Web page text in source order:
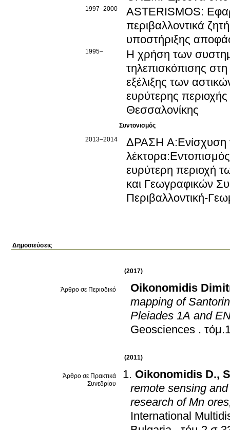
1997–2000
ASTERISMOS:
περιβαλλοντικά
υποστήριξης
1995–
Η χρήση των
τηλεπισκόπισης
εξέλιξης των
ευρύτερης
Θεσσαλονίκης
Συντονισμός
2013–2014
ΔΡΑΣΗ Α:Ενίσχυση
ευρύτερη περιοχή
και Γεωγραφικών
Περιβαλλοντική-
Δημοσιεύσεις
(2017)
Άρθρο σε Περιοδικό
Oikonomidis
mapping of
Pleiades 1A and
Geosciences .
(2011)
Άρθρο σε Πρακτικά
Συνεδρίου
Oikonomidis D.,
remote sensing
research of Mn
International